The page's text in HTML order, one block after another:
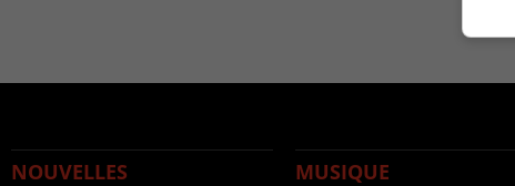
NOUVELLES MUSIQUE